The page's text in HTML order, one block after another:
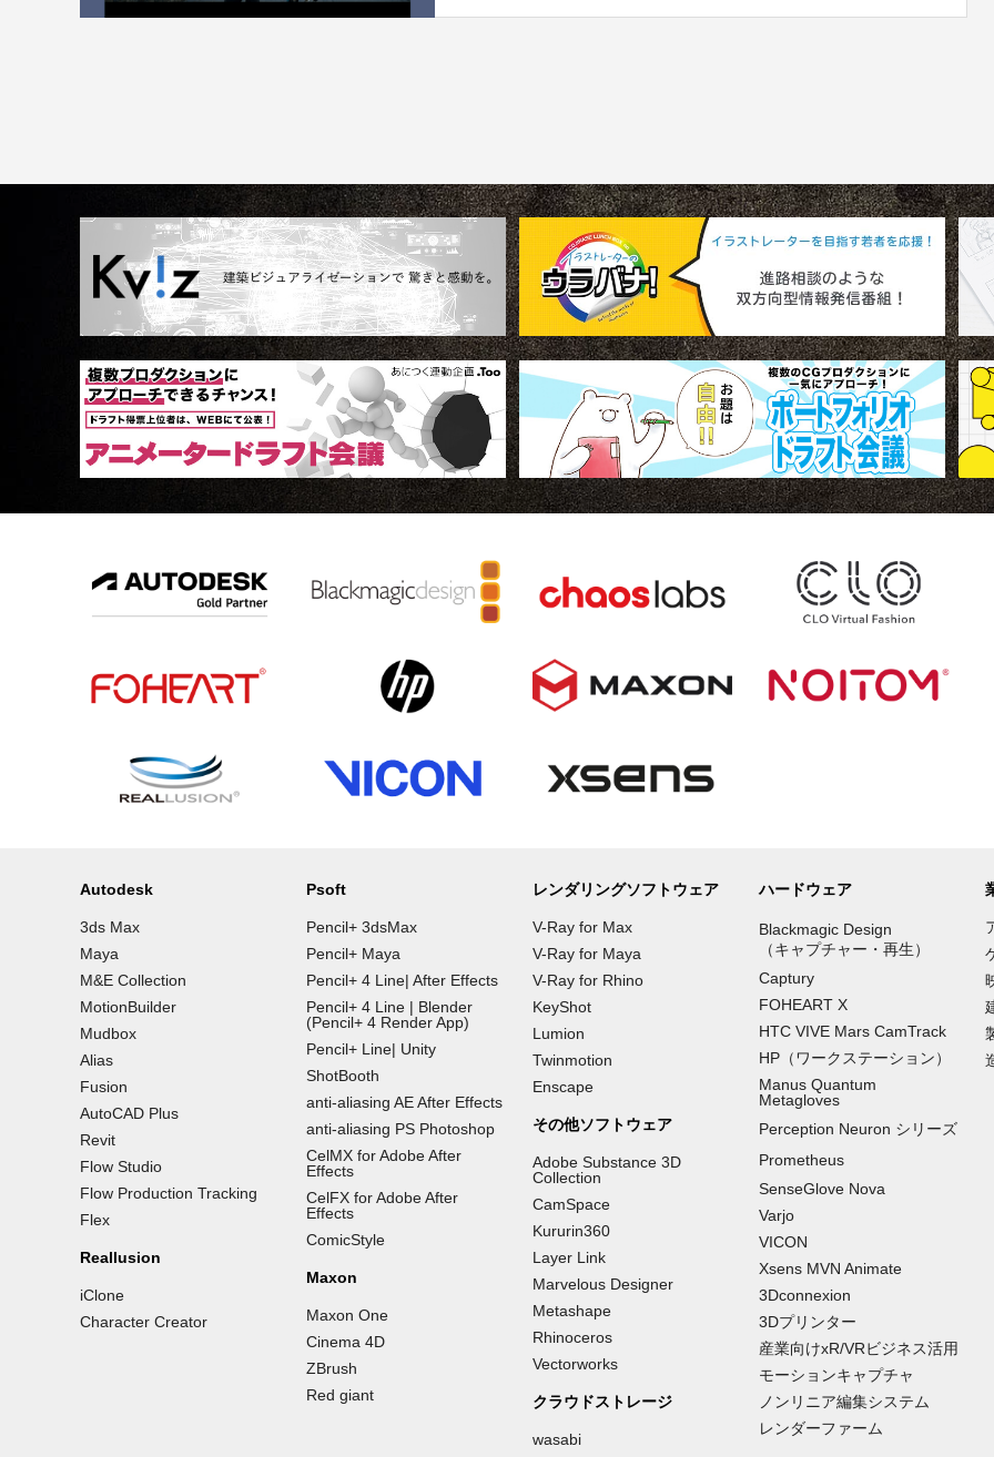
Autodesk
3ds Max
Maya
M&E Collection
MotionBuilder
Mudbox
Alias
Fusion
AutoCAD Plus
Revit
Flow Studio
Flow Production Tracking
Flex
Reallusion
iClone
Character Creator
Psoft
Pencil+ 3dsMax
Pencil+ Maya
Pencil+ 4 Line| After Effects
Pencil+ 4 Line | Blender
(Pencil+ 4 Render App)
Pencil+ Line| Unity
ShotBooth
anti-aliasing AE After Effects
anti-aliasing PS Photoshop
CelMX for Adobe After
Effects
CelFX for Adobe After
Effects
ComicStyle
Maxon
Maxon One
Cinema 4D
ZBrush
Red giant
レンダリングソフトウェア
V-Ray for Max
V-Ray for Maya
V-Ray for Rhino
KeyShot
Lumion
Twinmotion
Enscape
その他ソフトウェア
Adobe Substance 3D
Collection
CamSpace
Kururin360
Layer Link
Marvelous Designer
Metashape
Rhinoceros
Vectorworks
クラウドストレージ
wasabi
ハードウェア
Blackmagic Design
（キャプチャー・再生）
Captury
FOHEART X
HTC VIVE Mars CamTrack
HP（ワークステーション）
Manus Quantum
Metagloves
Perception Neuron シリーズ
Prometheus
SenseGlove Nova
Varjo
VICON
Xsens MVN Animate
3Dconnexion
3Dプリンター
産業向けxR/VRビジネス活用
モーションキャプチャ
ノンリニア編集システム
レンダーファーム